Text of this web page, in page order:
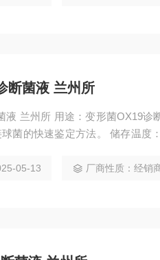
断菌液 兰州所
试验，是一
菌的快速鉴定方法。 储存温度
05-13 厂商性质：经销